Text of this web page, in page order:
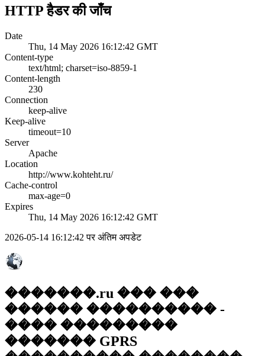
HTTP हैडर की जाँच
Date
Thu, 14 May 2026 16:12:42 GMT
Content-type
text/html; charset=iso-8859-1
Content-length
230
Connection
keep-alive
Keep-alive
timeout=10
Server
Apache
Location
http://www.kohteht.ru/
Cache-control
max-age=0
Expires
Thu, 14 May 2026 16:12:42 GMT
2026-05-14 16:12:42 पर अंतिम अपडेट
�������.ru ��� ���
������ ���������� -
���� ���������
������� GPRS